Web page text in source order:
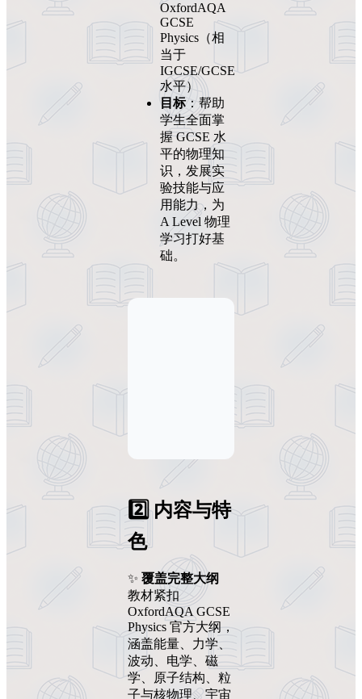
OxfordAQA
GCSE
Physics（相
当于
IGCSE/GCSE
水平）
目标：帮助
学生全面掌
握 GCSE 水
平的物理知
识，发展实
验技能与应
用能力，为
A Level 物理
学习打好基
础。
2️⃣ 内容与特
色
✨ 覆盖完整大纲
教材紧扣
OxfordAQA GCSE
Physics 官方大纲，
涵盖能量、力学、
波动、电学、磁
学、原子结构、粒
子与核物理、宇宙